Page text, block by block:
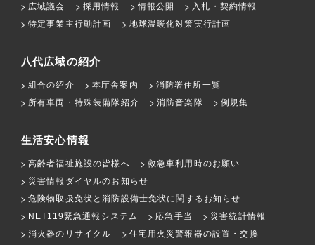
広域議会
採用情報 情報公開
入札・契約情報
特定事業主行動計画
地球温暖化対策実行計画
八代広域の紹介
組合の紹介 本庁舎案内
消防署住所一覧
所有車両・特殊装備隊紹介
消防音楽隊 例規集
生活安心情報
高齢者福祉施設の皆様へ
救急車利用時のお願い
災害情報ダイヤルのお知らせ
危険物取扱免状と消防設備士免状に関するお知らせ
NET119緊急通報システム
応急手当
災害統計情報
消火器のリサイクル
住宅用火災警報器の設置・交換